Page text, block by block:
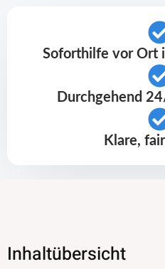
Soforthilfe vor Ort
Durchgehend
Klare,
Inhaltübersicht